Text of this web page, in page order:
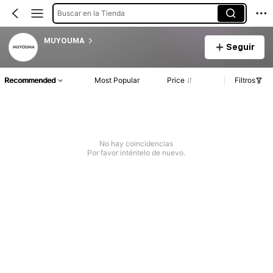
Buscar en la Tienda
MUYOUMA
Seguir
Recommended Most Popular Price Filtros
No hay coincidencias
Por favor inténtelo de nuevo.